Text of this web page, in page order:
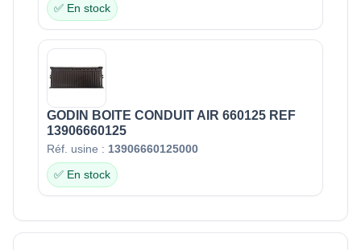
✅ En stock
GODIN BOITE CONDUIT AIR 660125 REF
13906660125
Réf. usine : 13906660125000
✅ En stock